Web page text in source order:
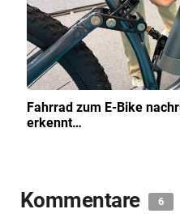
Fahrrad zum E-Bike
erkennt…
Kommentare 6